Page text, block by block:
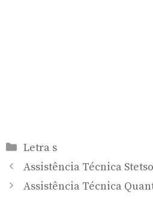
Categorias
Letra s
Assistência Técnica
Assistência Técnica